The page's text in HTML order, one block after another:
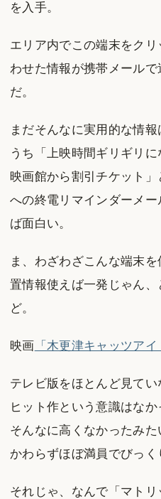
を入手。
エリア内でこの端末をク
わせた情報が携帯メール
だ。
まだそんなに実用的な情
うち「上映時間ギリギリ
映画館から割引チケット
への終電リマインダーメ
ば面白い。
ま、わざわざこんな端末
置情報使えば一発じゃん
ど。
映画 「木更津キャッツア
テレビ版をほとんど見て
ヒット作という意識はな
そんなに高くなかったみ
かわらずほぼ満員でびっく
それじゃ、なんで「マトリ